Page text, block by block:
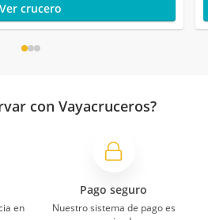
Ver crucero
con Vayacruceros?
en
Pago seguro
Nuestro sistema de pago es